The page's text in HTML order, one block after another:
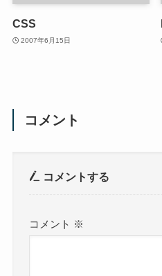
CSS
2007年6月15日
コメント
コメントする
コメント ※